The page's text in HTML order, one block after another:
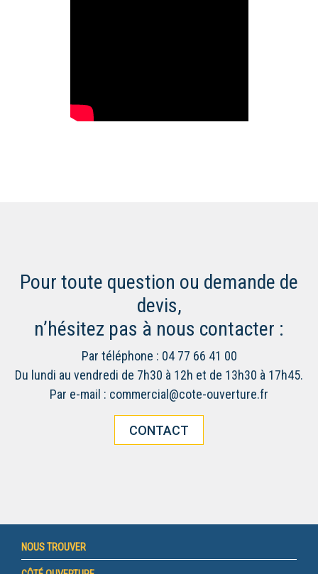
Pour toute question ou demande de
devis,
n’hésitez pas à nous contacter :
Par téléphone : 04 77 66 41 00
Du lundi au vendredi de 7h30 à 12h et de 13h30 à 17h45.
Par e-mail : commercial@cote-ouverture.fr
CONTACT
NOUS TROUVER